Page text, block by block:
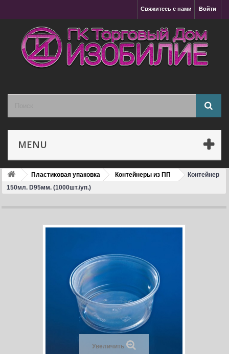
Войти
Свяжитесь с нами
MENU
Пластиковая упаковка Контейнеры из ПП
Контейнер
150мл. D95мм. (1000шт./уп.)
Увеличить